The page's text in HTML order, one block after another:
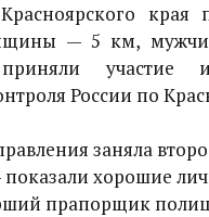
— 5 км,
участие
России по
заняла
хорошие
прапорщик